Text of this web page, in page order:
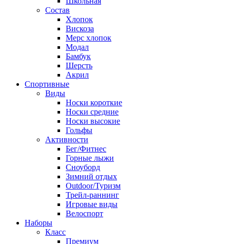
Состав
Хлопок
Вискоза
Мерс хлопок
Модал
Бамбук
Шерсть
Акрил
Спортивные
Виды
Носки короткие
Носки средние
Носки высокие
Гольфы
Активности
Бег/Фитнес
Горные лыжи
Сноуборд
Зимний отдых
Outdoor/Туризм
Трейл-раннинг
Игровые виды
Велоспорт
Наборы
Класс
Премиум